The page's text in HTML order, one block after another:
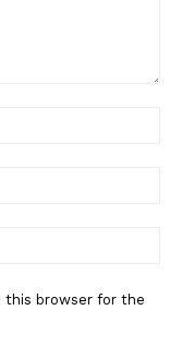
this browser for the